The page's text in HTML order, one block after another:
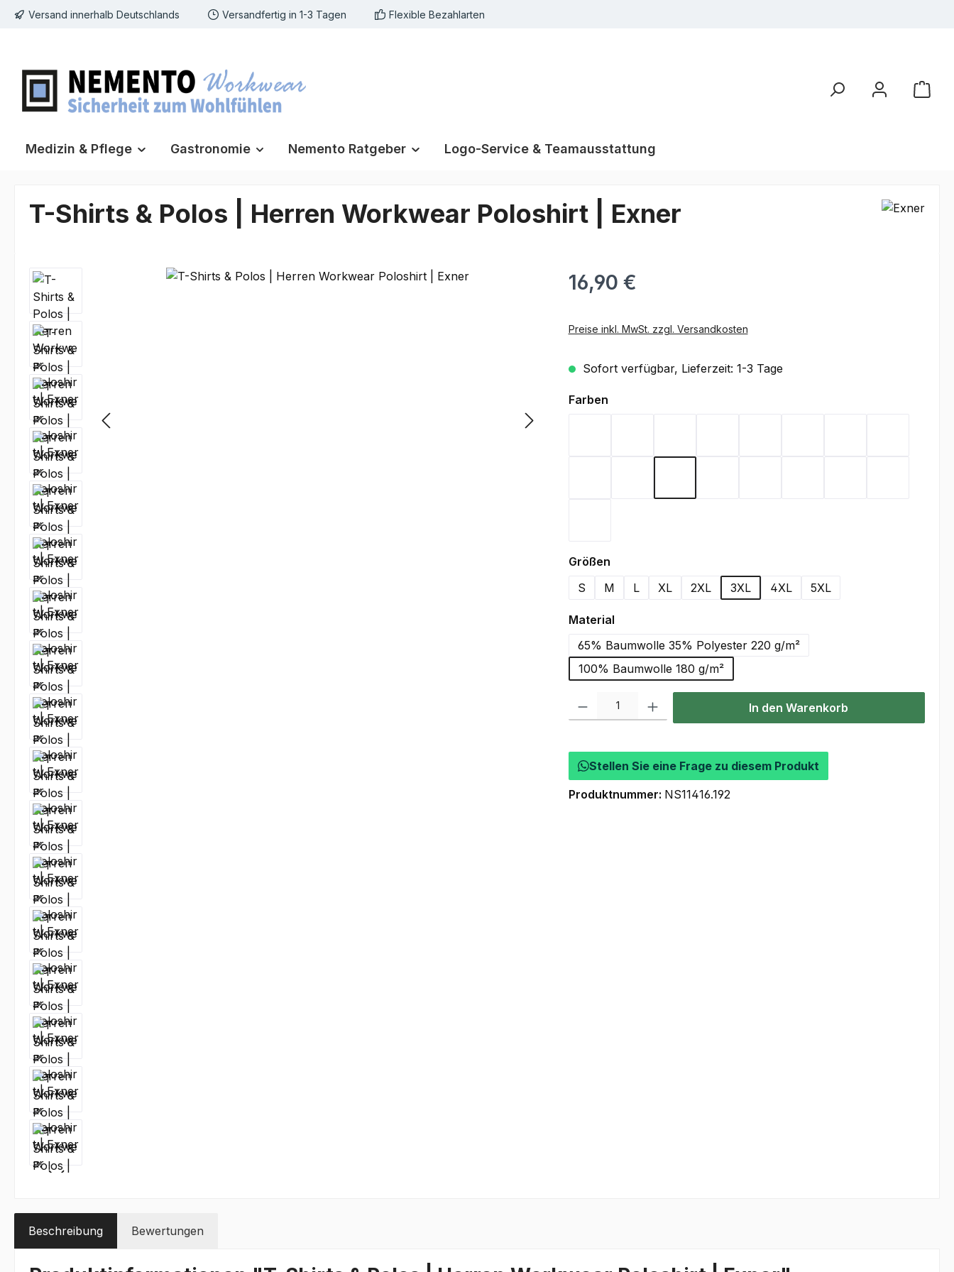
Hauptinhalt springen
Zur Suche springen
Zur Hauptnavigation springen
Versand innerhalb Deutschlands Versandfertig in 1-3 Tagen Flexible Bezahlarten
Medizin & Pflege Gastronomie Nemento Ratgeber Logo-Service & Teamausstattung
T-Shirts & Polos | Herren Workwear Poloshirt | Exner
Bildergalerie überspringen 16,90 €
Preise inkl. MwSt. zzgl. Versandkosten
Sofort verfügbar, Lieferzeit: 1-3 Tage
Farbenauswählen
Größenauswählen
S
M L XL 2XL 3XL 4XL 5XL
Materialauswählen
65% Baumwolle 35% Polyester 220 g/m²
100% Baumwolle 180 g/m²
Produkt Anzahl: Gib den gewünschten Wert ein oder benutze die Schaltflächen
In den Warenkorb
Stellen Sie eine Frage zu diesem Produkt
Produktnummer: NS11416.192
Beschreibung Bewertungen